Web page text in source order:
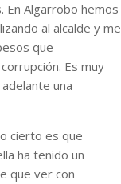
En Algarrobo hemos
al alcalde y me
que
Es muy
una
cierto es que
ha tenido un
que ver con